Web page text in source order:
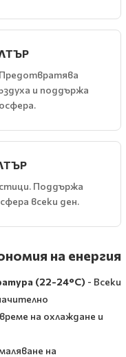
Предотвратява
и поддържа
Поддържа
всеки ден.
на енергия
(22-24°C) - Всеки
на охлаждане и
на